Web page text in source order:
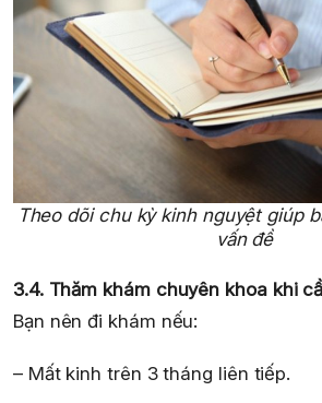
Theo dõi chu kỳ kinh nguyệt giúp
vấn đề
3.4. Thăm khám chuyên khoa khi
Bạn nên đi khám nếu:
– Mất kinh trên 3 tháng liên tiếp.